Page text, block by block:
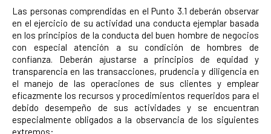
Las personas comprendidas en el Punto 3.1 deberán observar
en el ejercicio de su actividad una conducta ejemplar basada
en los principios de la conducta del buen hombre de negocios
con especial atención a su condición de hombres de
confianza. Deberán ajustarse a principios de equidad y
transparencia en las transacciones, prudencia y diligencia en
el manejo de las operaciones de sus clientes y emplear
eficazmente los recursos y procedimientos requeridos para el
debido desempeño de sus actividades y se encuentran
especialmente obligados a la observancia de los siguientes
extremos: